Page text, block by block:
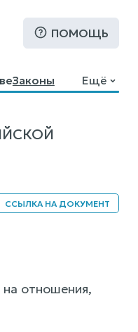
ПОМОЩЬ
Законы
Ещё
ССЫЛКА НА ДОКУМЕНТ
на отношения,